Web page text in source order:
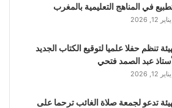
في المناهج التعليمية بالمغرب
يناير 12, 2026
تنظم حفلا علميا لتوقيع الكتاب الجديد
عبد الصمد فتحي
يناير 12, 2026
تدعو لجمعة صلاة الغائب ترحما على